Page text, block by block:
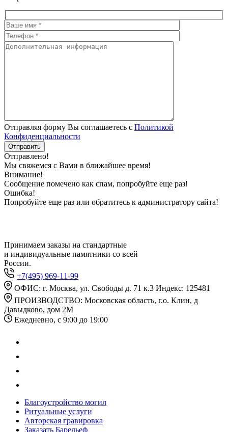
Отправляя форму Вы соглашаетесь с Политикой
Конфиденциальности
Отправлено!
Мы свяжемся с Вами в ближайшее время!
Внимание!
Сообщение помечено как спам, попробуйте еще раз!
Ошибка!
Попробуйте еще раз или обратитесь к администратору сайта!
Принимаем заказы на стандартные
и индивидуальные памятники со всей
России.
+7(495) 969-11-99
ОФИС: г. Москва, ул. Свободы д. 71 к.3 Индекс: 125481
ПРОИЗВОДСТВО: Московская область, г.о. Клин, д
Давыдково, дом 2М
Ежедневно, с 9:00 до 19:00
Благоустройство могил
Ритуальные услуги
Авторская гравировка
Заказать Барельеф